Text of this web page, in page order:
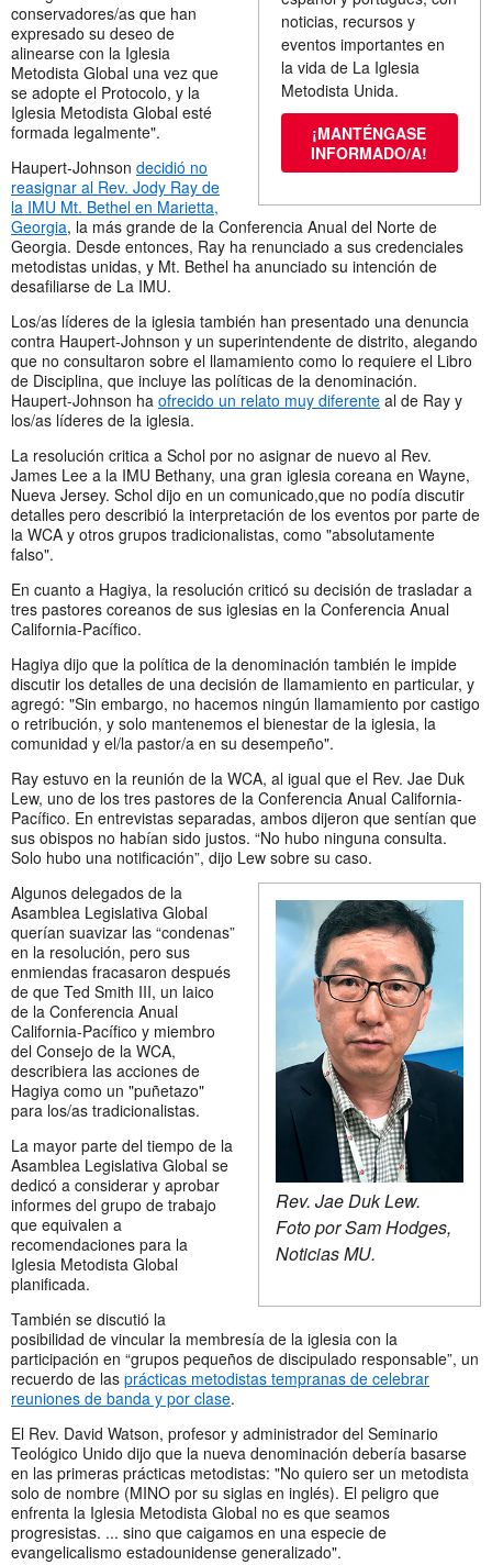
noticias, recursos y
eventos importantes en
la vida de La Iglesia
Metodista Unida.
¡MANTÉNGASE
INFORMADO/A!
conservadores/as que han
expresado su deseo de
alinearse con la Iglesia
Metodista Global una vez que
se adopte el Protocolo, y la
Iglesia Metodista Global esté
formada legalmente".
Haupert-Johnson decidió no
reasignar al Rev. Jody Ray de
la IMU Mt. Bethel en Marietta,
Georgia, la más grande de la Conferencia Anual del Norte de
Georgia. Desde entonces, Ray ha renunciado a sus credenciales
metodistas unidas, y Mt. Bethel ha anunciado su intención de
desafiliarse de La IMU.
Los/as líderes de la iglesia también han presentado una denuncia
contra Haupert-Johnson y un superintendente de distrito, alegando
que no consultaron sobre el llamamiento como lo requiere el Libro
de Disciplina, que incluye las políticas de la denominación.
Haupert-Johnson ha ofrecido un relato muy diferente al de Ray y
los/as líderes de la iglesia.
La resolución critica a Schol por no asignar de nuevo al Rev.
James Lee a la IMU Bethany, una gran iglesia coreana en Wayne,
Nueva Jersey. Schol dijo en un comunicado,que no podía discutir
detalles pero describió la interpretación de los eventos por parte de
la WCA y otros grupos tradicionalistas, como "absolutamente
falso".
En cuanto a Hagiya, la resolución criticó su decisión de trasladar a
tres pastores coreanos de sus iglesias en la Conferencia Anual
California-Pacífico.
Hagiya dijo que la política de la denominación también le impide
discutir los detalles de una decisión de llamamiento en particular, y
agregó: "Sin embargo, no hacemos ningún llamamiento por castigo
o retribución, y solo mantenemos el bienestar de la iglesia, la
comunidad y el/la pastor/a en su desempeño".
Ray estuvo en la reunión de la WCA, al igual que el Rev. Jae Duk
Lew, uno de los tres pastores de la Conferencia Anual California-
Pacífico. En entrevistas separadas, ambos dijeron que sentían que
sus obispos no habían sido justos. “No hubo ninguna consulta.
Solo hubo una notificación”, dijo Lew sobre su caso.
Rev. Jae Duk Lew.
Foto por Sam Hodges,
Noticias MU.
Algunos delegados de la
Asamblea Legislativa Global
querían suavizar las “condenas”
en la resolución, pero sus
enmiendas fracasaron después
de que Ted Smith III, un laico
de la Conferencia Anual
California-Pacífico y miembro
del Consejo de la WCA,
describiera las acciones de
Hagiya como un "puñetazo"
para los/as tradicionalistas.
La mayor parte del tiempo de la
Asamblea Legislativa Global se
dedicó a considerar y aprobar
informes del grupo de trabajo
que equivalen a
recomendaciones para la
Iglesia Metodista Global
planificada.
También se discutió la
posibilidad de vincular la membresía de la iglesia con la
participación en “grupos pequeños de discipulado responsable”, un
recuerdo de las prácticas metodistas tempranas de celebrar
reuniones de banda y por clase.
El Rev. David Watson, profesor y administrador del Seminario
Teológico Unido dijo que la nueva denominación debería basarse
en las primeras prácticas metodistas: "No quiero ser un metodista
solo de nombre (MINO por su siglas en inglés). El peligro que
enfrenta la Iglesia Metodista Global no es que seamos
progresistas. ... sino que caigamos en una especie de
evangelicalismo estadounidense generalizado".